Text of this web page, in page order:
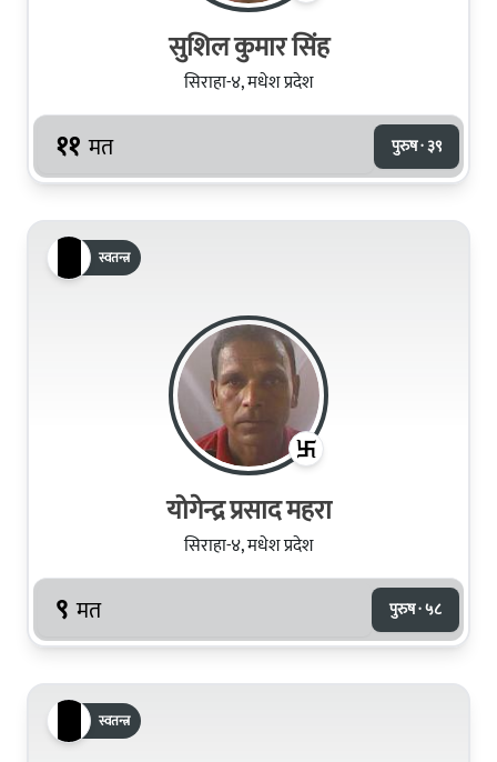
सुशिल कुमार सिंह
सिराहा-४, मधेश प्रदेश
११ मत पुरुष · ३९
स्वतन्त्र
योगेन्द्र प्रसाद महरा
सिराहा-४, मधेश प्रदेश
९ मत पुरुष · ५८
स्वतन्त्र